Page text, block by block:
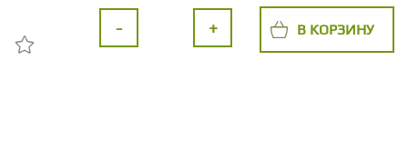
- + В КОРЗИНУ